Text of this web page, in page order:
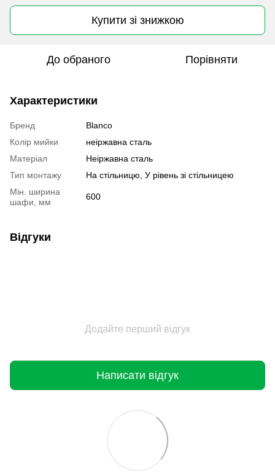
Купити зі знижкою
До обраного Порівняти
Характеристики
Бренд
Blanco
Колір мийки
неіржавна сталь
Матеріал
Неіржавна сталь
Тип монтажу
На стільницю, У рівень зі стільницею
Мін. ширина
шафи, мм
600
Відгуки
Додайте перший відгук
Написати відгук